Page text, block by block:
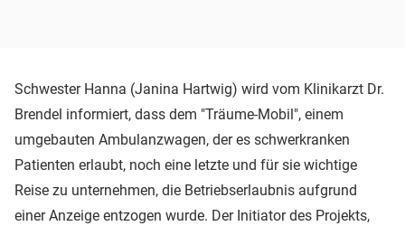
Schwester Hanna (Janina Hartwig) wird vom Klinikarzt Dr.
Brendel informiert, dass dem "Träume-Mobil", einem
umgebauten Ambulanzwagen, der es schwerkranken
Patienten erlaubt, noch eine letzte und für sie wichtige
Reise zu unternehmen, die Betriebserlaubnis aufgrund
einer Anzeige entzogen wurde. Der Initiator des Projekts,